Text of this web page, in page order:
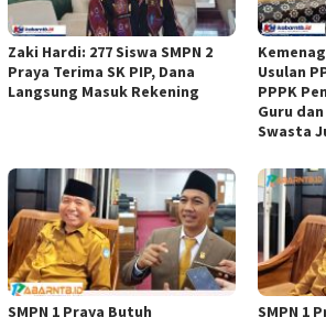
Zaki Hardi: 277 Siswa SMPN 2
Praya Terima SK PIP, Dana
Langsung Masuk Rekening
Usulan
PPPK
Guru
Swasta
SMPN 1 Praya Butuh
SMPN 1